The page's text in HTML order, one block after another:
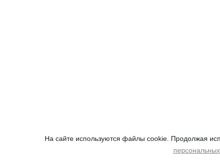
На сайте используются файлы cookie. Продолжая